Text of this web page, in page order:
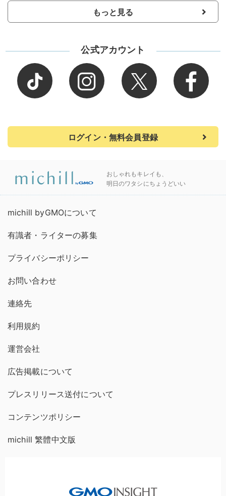
もっと見る
公式アカウント
ログイン・無料会員登録
おしゃれもキレイも、
明日のワタシにちょうどいい
michill byGMOについて
有識者・ライターの募集
プライバシーポリシー
お問い合わせ
連絡先
利用規約
運営会社
広告掲載について
プレスリリース送付について
コンテンツポリシー
michill 繁體中文版